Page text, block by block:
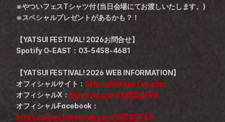
※やついフェスTシャツ付 (当日会場にてお渡しいたします。)
※スペシャルプレゼントがあるかも？！
【YATSUI FESTIVAL! 2026お問合せ】
Spotify O-EAST：03-5458-4681
【YATSUI FESTIVAL! 2026 WEB INFORMATION】
オフィシャルサイト： https://yatsui-fes.com
オフィシャルX： https://x.com/YATSUIFES
オフィシャルFacebook：
https://www.facebook.com/YATSUIFES